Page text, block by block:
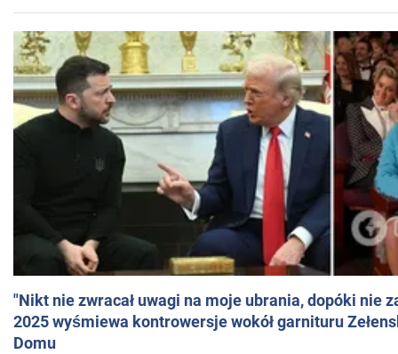
"Nikt nie zwracał uwagi na moje ubrania, dopóki nie
2025 wyśmiewa kontrowersje wokół garnituru
Domu